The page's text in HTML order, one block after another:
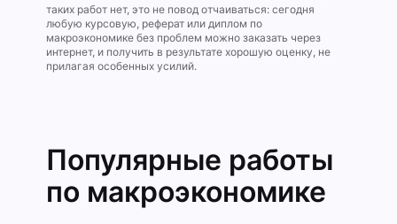
таких работ нет, это не повод отчаиваться: сегодня
любую курсовую, реферат или диплом по
макроэкономике без проблем можно заказать через
интернет, и получить в результате хорошую оценку, не
прилагая особенных усилий.
Популярные работы
по макроэконо­мике